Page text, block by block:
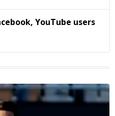
YouTube users